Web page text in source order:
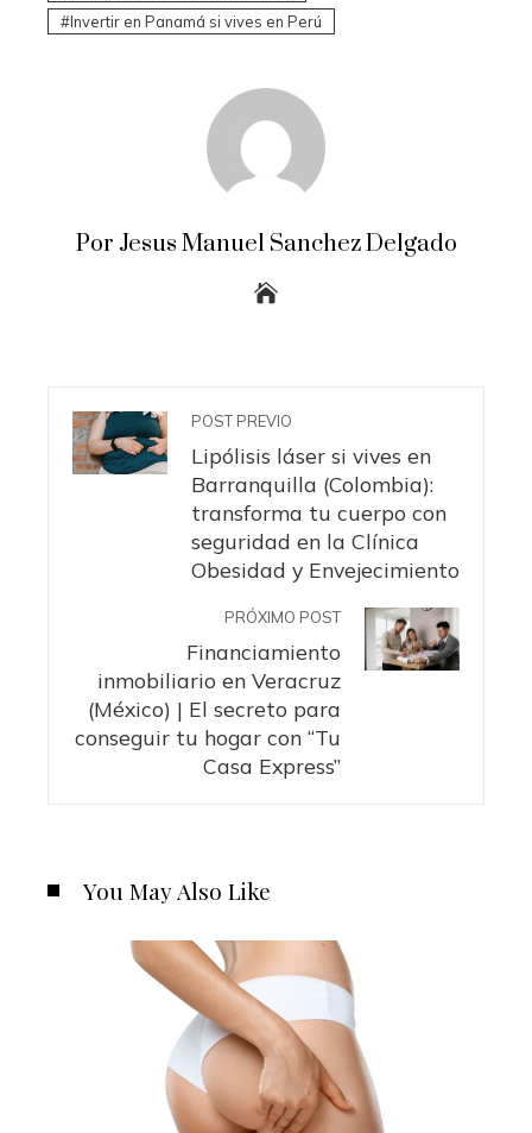
Invertir en Panamá si vives en Perú
Por Jesus Manuel Sanchez Delgado
POST PREVIO
Lipólisis láser si vives en
Barranquilla (Colombia):
transforma tu cuerpo con
seguridad en la Clínica
Obesidad y Envejecimiento
PRÓXIMO POST
Financiamiento
inmobiliario en Veracruz
(México) | El secreto para
conseguir tu hogar con “Tu
Casa Express”
You May Also Like